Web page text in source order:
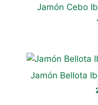
Jamón Cebo
Jamón Bellota